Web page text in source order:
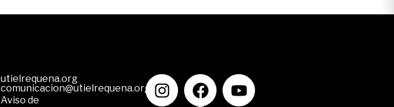
utielrequena.org
comunicacion@utielrequena.org
Aviso de